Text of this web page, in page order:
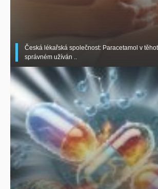
Česká lékařská společnost: Paracetamol v
správném užíván ..